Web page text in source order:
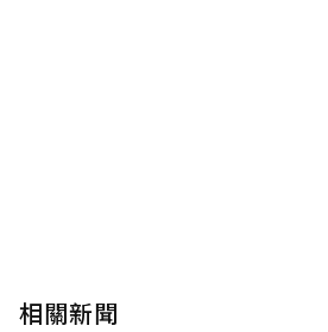
相關新聞